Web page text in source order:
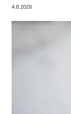
4.8.2026